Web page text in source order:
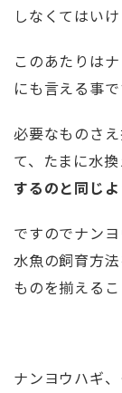
しなくてはいけ
このあたりは
にも言える事で
必要なものさ
て、たまに水
するのと同じ
ですのでナン
水魚の飼育方
ものを揃えるこ
ナンヨウハギ